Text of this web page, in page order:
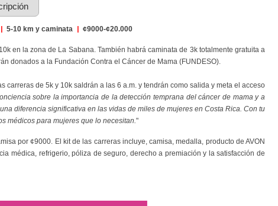
| 5-10 km y caminata | ¢9000-¢20.000
en la zona de La Sabana. También habrá caminata de 3k totalmente gratuita a
donados a la Fundación Contra el Cáncer de Mama (FUNDESO).
carreras de 5k y 10k saldrán a las 6 a.m. y tendrán como salida y meta el acceso
sobre la importancia de la detección temprana del cáncer de mama y a
diferencia significativa en las vidas de miles de mujeres en Costa Rica. Con tu
médicos para mujeres que lo necesitan. "
por ¢9000. El kit de las carreras incluye , camisa, medalla, producto de AVON
médica, refrigerio, póliza de seguro, derecho a premiación y la satisfacción de